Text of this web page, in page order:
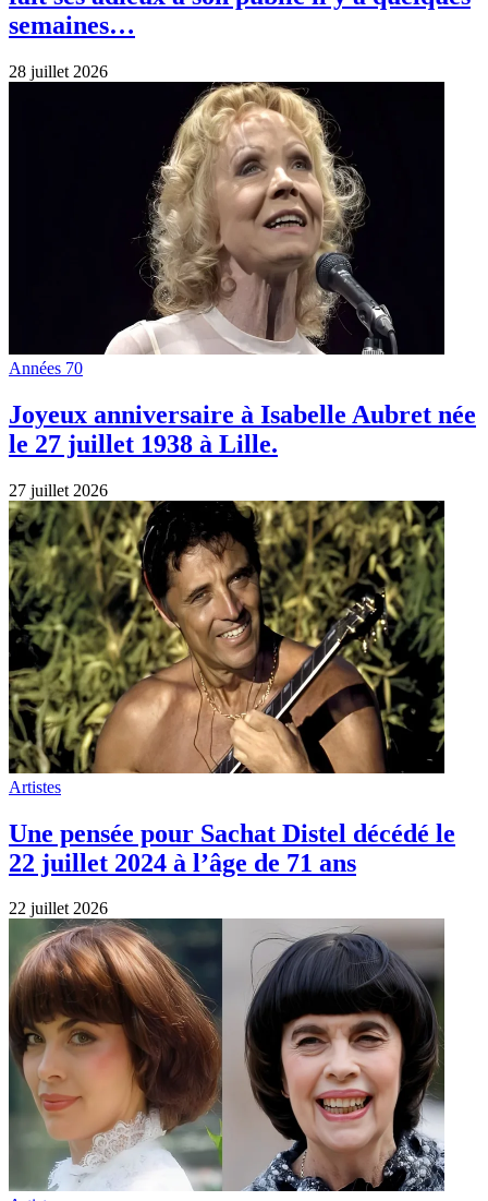
semaines…
28 juillet 2026
Années 70
Joyeux anniversaire à Isabelle Aubret née
le 27 juillet 1938 à Lille.
27 juillet 2026
Artistes
Une pensée pour Sachat Distel décédé le
22 juillet 2024 à l’âge de 71 ans
22 juillet 2026